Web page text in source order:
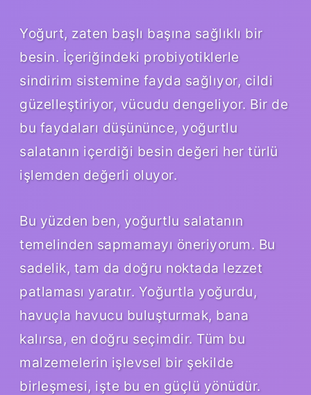
Yoğurt, zaten başlı başına sağlıklı bir
besin. İçeriğindeki probiyotiklerle
sindirim sistemine fayda sağlıyor, cildi
güzelleştiriyor, vücudu dengeliyor. Bir de
bu faydaları düşününce, yoğurtlu
salatanın içerdiği besin değeri her türlü
işlemden değerli oluyor.
Bu yüzden ben, yoğurtlu salatanın
temelinden sapmamayı öneriyorum. Bu
sadelik, tam da doğru noktada lezzet
patlaması yaratır. Yoğurtla yoğurdu,
havuçla havucu buluşturmak, bana
kalırsa, en doğru seçimdir. Tüm bu
malzemelerin işlevsel bir şekilde
birleşmesi, işte bu en güçlü yönüdür.